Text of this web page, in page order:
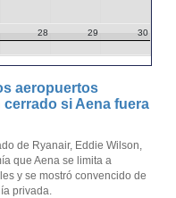
28 29 30
aeropuertos
si Aena fuera
de Ryanair, Eddie Wilson,
que Aena se limita a
y se mostró convencido de
privada.